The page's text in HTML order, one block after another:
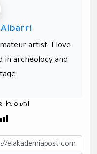
artist. I love
in archeology and
اضغط